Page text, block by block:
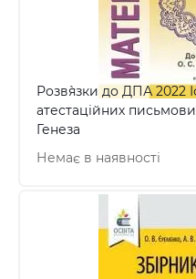
Розв`язки до ДПА 2022
атестаційних
Генеза
Немає в наявності